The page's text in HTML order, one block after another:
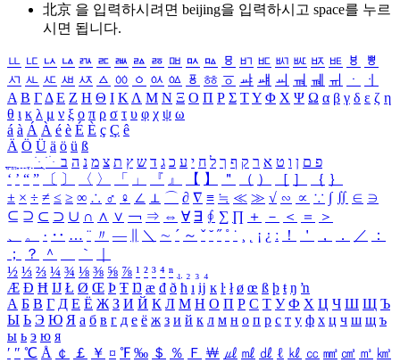
北京 을 입력하시려면 beijing을 입력하시고 space를 누르
시면 됩니다.
ㅥ ㅦ ㅧ ㅨ ㅩ ㅪ ㅫ ㅬ ㅭ ㅮ ㅯ ㅰ ㅱ ㅲ ㅳ ㅴ ㅵ ㅶ ㅷ ㅸ
ㅹ
ㅺ ㅻ ㅼ ㅽ ㅾ ㅿ ㆀ ㆁ ㆂ ㆃ ㆄ ㆅ ㆆ ㆇ ㆈ ㆉ ㆊ ㆋ ㆌ ㆍ
ㆎ
Α Β ΓΔ Ε Ζ Η Θ Ι ΚΛ Μ Ν Ξ Ο Π Ρ Σ ΤΥ Φ Χ Ψ Ω α β γ δ ε ζ η
θ ι κ λ μ ν ξ ο π ρ σ τ υ φ χ ψ ω
á à Á À é è É È ç Ç ê
Ä Ö Ü ä ö ü ß
ִֶֹ ֻּ ׁׂ פ ם ן ו ט א ר ק ף ך ל ח י ע כ ג ד ש ץ ת צ מ נ ה ב
‘ ’ “ ” 〔 〕 〈 〉 「 」 『 』 【 】 ＂ （ ） ［ ］ ｛ ｝
± × ÷ ≠ ≤ ≥ ∞ ∴ ♂ ♀ ∠ ⊥ ⌒ ∂ ∇ ≡ ≒ ≪ ≫ √ ∽ ∝ ∵ ∫ ∬ ∈ ∋
⊆ ⊇ ⊂ ⊃ ∪ ∩ ∧ ∨ ￢ ⇒ ⇔ ∀ ∃ ∮ ∑ ∏ ＋ － ＜ ＝
＞
、
。 · ‥ … ¨ 〃 ― ＼ ∼ ´ ～ ˇ ˘ ˝ ˚ ˙ ¸ ¡ ¿ ː ！ ＇ ， ． ／
：
；
？ ＾ ｀
½ ⅓ ⅔ ¼ ¾ ⅛ ⅜ ⅝ ⅞ ¹ ² ³ ⁴ ⁿ ₁ ₂ ₃ ₄
Æ Ð Ħ Ĳ Ł Ø Œ Þ Ŧ Ŋ æ đ ð ħ ı ĳ ĸ ŀ ł ø œ ß þ ŧ ŋ ŉ
А Б В Г Д Е Ё Ж З И Й К Л М Н О П Р С Т У Ф Х Ц Ч Ш Щ Ъ
Ы Ь Э Ю Я а б в г д е ё ж з и й к л м н о п р с т у ф х ц ч ш щ ъ
ы ь э ю я
′ ″ ℃ Å ￠ ￡ ￥ ¤ ℉ ‰ ＄ ％ Ｆ ￦ ㎕ ㎖ ㎗ ℓ ㎘ ㏄ ㎣ ㎤ ㎥ ㎦